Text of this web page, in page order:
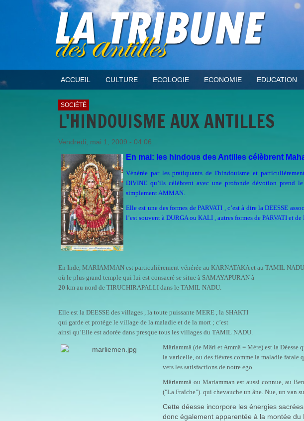
ACCUEIL CULTURE ECOLOGIE ECONOMIE EDUCATION
SOCIÉTÉ
L'HINDOUISME AUX ANTILLES
Vendredi, mai 1, 2009 - 04:06
En mai: les hindous des Antilles célèbrent
Vénérée par les pratiquants de l'hindouisme et
DIVINE qu’ils célèbrent avec une profonde dévotion
simplement AMMAN.
Elle est une des formes de PARVATI , c’est à dire la DEESSE
l’est souvent à DURGA ou KALI , autres formes de PARVATI et
En Inde, MARIAMMAN est particulièrement vénérée au KARNATAKA et au TAMIL
où le plus grand temple qui lui est consacré se situe à SAMAYAPURAN à
20 km au nord de TIRUCHIRAPALLI dans le TAMIL NADU.
Elle est la DEESSE des villages , la toute puissante MERE , la SHAKTI
qui garde et protége le village de la maladie et de la mort ; c’est
ainsi qu’Elle est adorée dans presque tous les villages du TAMIL NADU.
Mâriammâ (de Mâri et Ammâ = Mère) est la
la varicelle, ou des fièvres comme la maladie
vers les satisfactions de notre ego.
Mâriammâ ou Mariamman est aussi connue, au
("La Fraîche"). qui chevauche un âne. Nue, un van
Cette déesse incorpore les énergies
donc également apparentée à la montée